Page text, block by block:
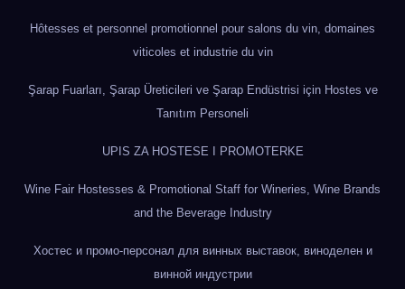
Hôtesses et personnel promotionnel pour salons du vin, domaines
viticoles et industrie du vin
Şarap Fuarları, Şarap Üreticileri ve Şarap Endüstrisi için Hostes ve
Tanıtım Personeli
UPIS ZA HOSTESE I PROMOTERKE
Wine Fair Hostesses & Promotional Staff for Wineries, Wine Brands
and the Beverage Industry
Хостес и промо-персонал для винных выставок, виноделен и
винной индустрии